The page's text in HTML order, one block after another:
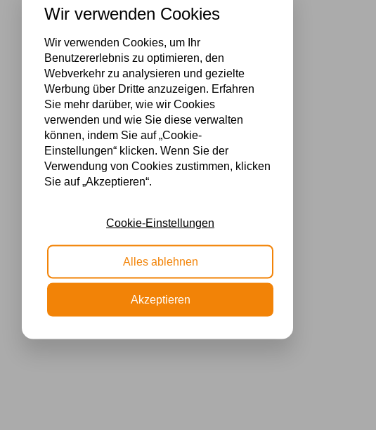
Wir verwenden Cookies
Wir verwenden Cookies, um Ihr
Benutzererlebnis zu optimieren, den
Webverkehr zu analysieren und gezielte
Werbung über Dritte anzuzeigen. Erfahren
Sie mehr darüber, wie wir Cookies
verwenden und wie Sie diese verwalten
können, indem Sie auf „Cookie-
Einstellungen“ klicken. Wenn Sie der
Verwendung von Cookies zustimmen, klicken
Sie auf „Akzeptieren“.
Cookie-Einstellungen
Alles ablehnen
Akzeptieren